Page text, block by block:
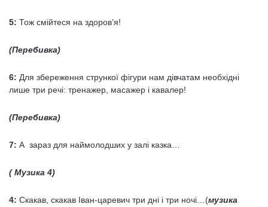
5: Тож смійтеся на здоров’я!
(Перебивка)
6: Для збереження стрункої фігури нам дівчатам необхідні
лише три речі: тренажер, масажер і кавалер!
(Перебивка)
7: А зараз для наймолодших у залі казка…
( Музика 4)
4: Скакав, скакав Іван-царевич три дні і три ночі…(музика